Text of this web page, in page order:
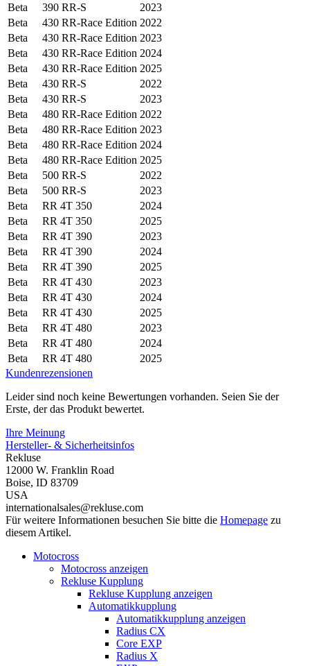
Beta
390 RR-S
2023
Beta
430 RR-Race Edition 2022
Beta
430 RR-Race Edition 2023
Beta
430 RR-Race Edition 2024
Beta
430 RR-Race Edition 2025
Beta
430 RR-S
2022
Beta
430 RR-S
2023
Beta
480 RR-Race Edition 2022
Beta
480 RR-Race Edition 2023
Beta
480 RR-Race Edition 2024
Beta
480 RR-Race Edition 2025
Beta
500 RR-S
2022
Beta
500 RR-S
2023
Beta
RR 4T 350
2024
Beta
RR 4T 350
2025
Beta
RR 4T 390
2023
Beta
RR 4T 390
2024
Beta
RR 4T 390
2025
Beta
RR 4T 430
2023
Beta
RR 4T 430
2024
Beta
RR 4T 430
2025
Beta
RR 4T 480
2023
Beta
RR 4T 480
2024
Beta
RR 4T 480
2025
Kundenrezensionen
Leider sind noch keine Bewertungen vorhanden. Seien Sie der
Erste, der das Produkt bewertet.
Ihre Meinung
Hersteller- & Sicherheitsinfos
Rekluse
12000 W. Franklin Road
Boise, ID 83709
USA
internationalsales@rekluse.com
Für weitere Informationen besuchen Sie bitte die Homepage zu
diesem Artikel.
Motocross
Motocross anzeigen
Rekluse Kupplung
Rekluse Kupplung anzeigen
Automatikkupplung
Automatikkupplung anzeigen
Radius CX
Core EXP
Radius X